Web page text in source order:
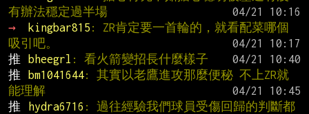
有辦法穩定過半場
→
kingbar815 : ZR肯定要一首輪的，就看配菜哪個
吸引吧。
推
bheegrl : 看火箭變招長什麼樣子
推
bm1041644: 其實以老鷹進攻那麼便秘 不上ZR就
能理解
推
hydra6716 : 過往經驗我們球員受傷回歸的判斷都